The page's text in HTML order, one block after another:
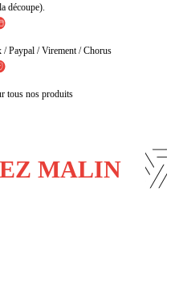
découpe).
/ Paypal / Virement / Chorus
tous nos produits
MALIN